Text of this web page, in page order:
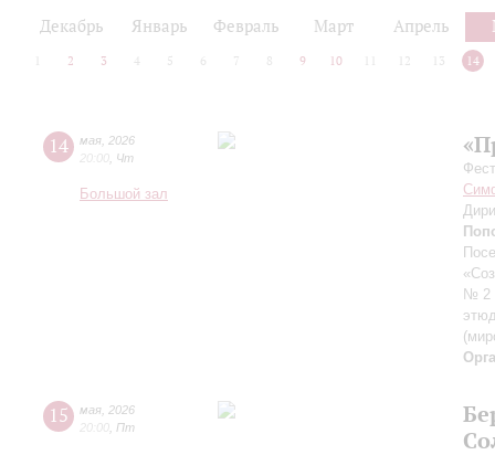
Декабрь Январь Февраль Март Апрель
2 3 4 5 6 7 8 9 10 12 13 14
14 мая 2026
20:00 Чт
Большой зал
№ 2
15 мая 2026
20:00 Пт